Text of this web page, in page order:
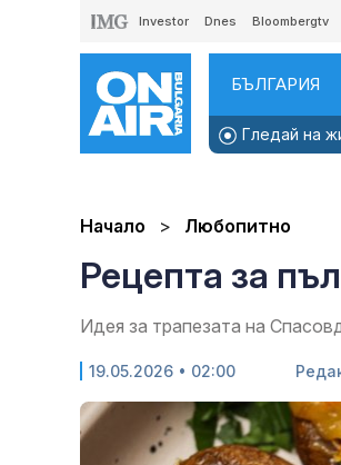
Investor Dnes Bloombergtv
БЪЛГАРИЯ
Гледай на
Начало Любопитно
Рецепта за
Идея за трапезата на
19.05.2026 • 02:00